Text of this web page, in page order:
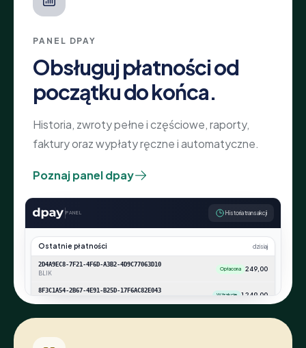
PANEL DPAY
Obsługuj płatności od
początku do końca.
Historia, zwroty pełne i częściowe, raporty,
faktury oraz wypłaty ręczne i automatyczne.
Poznaj panel dpay
PANEL Historia transakcji
Ostatnie płatności dzisiaj
2D4A9EC8-7F21-4F6D-A3B2-4D9C77063D10
BLIK
Opłacona 249,00
8F3C1A54-2B67-4E91-B25D-17F6AC82E043
W trakcie 1 249,00